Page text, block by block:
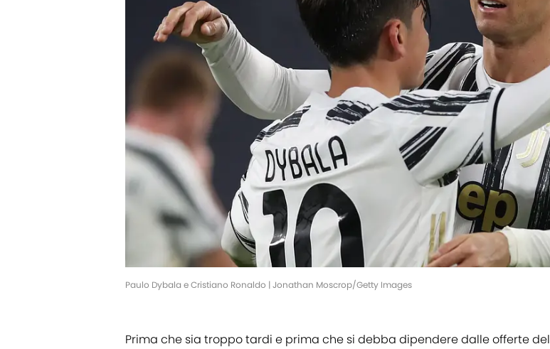
Paulo Dybala e Cristiano Ronaldo | Jonathan Moscrop/Getty Images
Prima che sia troppo tardi e prima che si debba dipendere dalle offerte del